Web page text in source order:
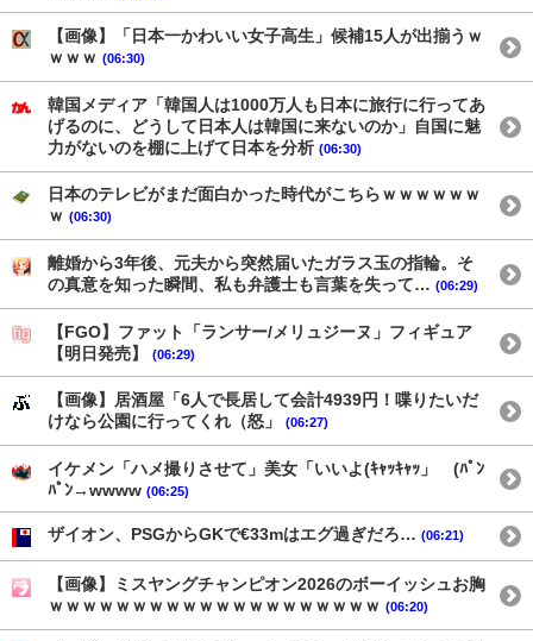
【画像】「日本一かわいい女子高生」候補15人が出揃うｗ
ｗｗｗ (06:30)
韓国メディア「韓国人は1000万人も日本に旅行に行ってあ
げるのに、どうして日本人は韓国に来ないのか」自国に魅
力がないのを棚に上げて日本を分析 (06:30)
日本のテレビがまだ面白かった時代がこちらｗｗｗｗｗｗ
ｗ (06:30)
離婚から3年後、元夫から突然届いたガラス玉の指輪。そ
の真意を知った瞬間、私も弁護士も言葉を失って… (06:29)
【FGO】ファット「ランサー/メリュジーヌ」フィギュア
【明日発売】
(06:29)
【画像】居酒屋「6人で長居して会計4939円！喋りたいだ
けなら公園に行ってくれ（怒」
(06:27)
イケメン「ハメ撮りさせて」美女「いいよ(ｷｬｯｷｬｯ」 (ﾊﾟﾝ
ﾊﾟﾝ→wwww (06:25)
ザイオン、PSGからGKで€33mはエグ過ぎだろ… (06:21)
【画像】ミスヤングチャンピオン2026のボーイッシュお胸
ｗｗｗｗｗｗｗｗｗｗｗｗｗｗｗｗｗｗｗｗ (06:20)